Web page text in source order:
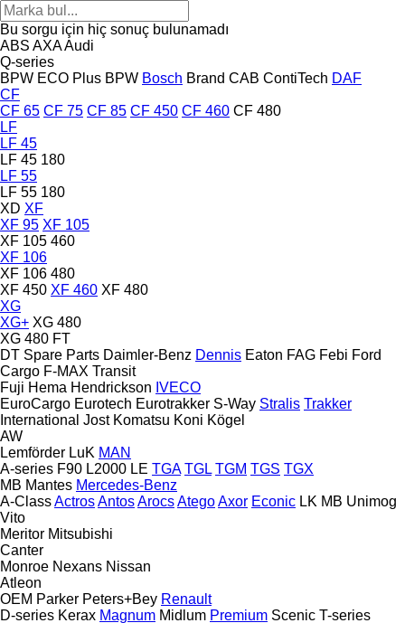
Bu sorgu için hiç sonuç bulunamadı
ABS AXAAudi
Q-series
BPW ECO Plus BPW Bosch Brand CAB ContiTech DAF
CF
CF 65 CF 75 CF 85 CF 450 CF 460 CF 480
LF
LF 45
LF 45 180
LF 55
LF 55 180
XD XF
XF 95 XF 105
XF 105 460
XF 106
XF 106 480
XF 450 XF 460 XF 480
XG
XG+ XG 480
XG 480 FT
DT Spare Parts Daimler-Benz Dennis Eaton FAG Febi Ford
Cargo F-MAX Transit
Fuji Hema Hendrickson IVECO
EuroCargo Eurotech Eurotrakker S-Way Stralis Trakker
International Jost Komatsu Koni Kögel
AW
Lemförder LuK MAN
A-series F90 L2000 LE TGA TGL TGM TGS TGX
MB Mantes Mercedes-Benz
A-ClassActrosAntosArocsAtegoAxor Econic LK MB Unimog
Vito
Meritor Mitsubishi
Canter
Monroe Nexans Nissan
Atleon
OEM Parker Peters+Bey Renault
D-series Kerax Magnum Midlum Premium Scenic T-series